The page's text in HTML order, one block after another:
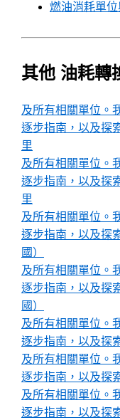
燃油消耗單
其他 油耗轉
及所有相關單位。
逐步指南，以及探
里
及所有相關單位。
逐步指南，以及探
里
及所有相關單位。
逐步指南，以及探
國）
及所有相關單位。
逐步指南，以及探
國）
及所有相關單位。
逐步指南，以及探
及所有相關單位。
逐步指南，以及探
及所有相關單位。
逐步指南，以及探